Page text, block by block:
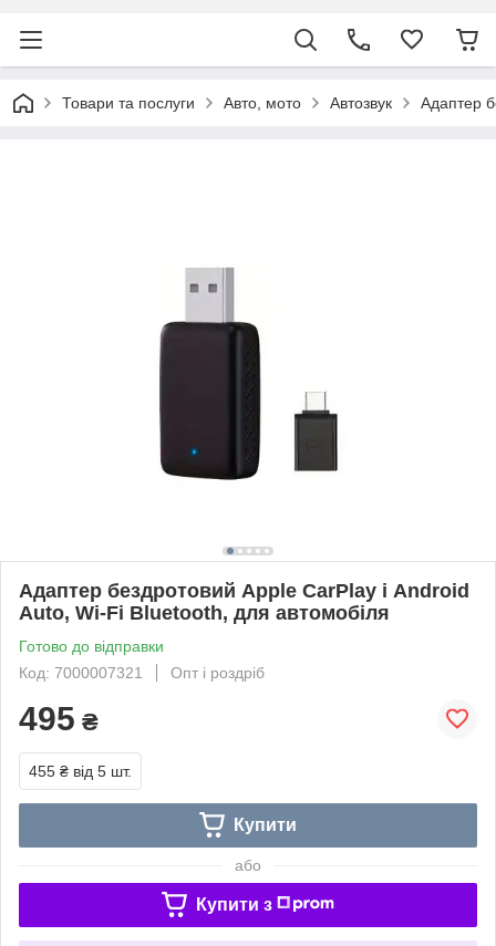
Товари та послуги Авто, мото Автозвук Адаптер
Адаптер бездротовий Apple CarPlay і Android
Auto, Wi-Fi Bluetooth, для автомобіля
Готово до відправки
Код: 7000007321
Опт і роздріб
495 ₴
455 ₴ від 5 шт.
Купити
або
Купити з